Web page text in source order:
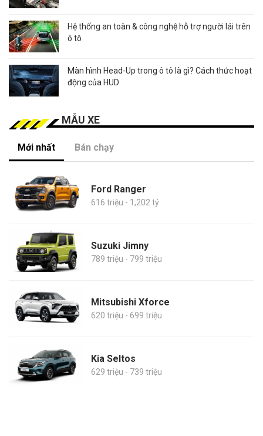
Hệ thống an toàn & công nghệ hỗ trợ người lái trên
ô tô
Màn hình Head-Up trong ô tô là gì? Cách thức hoạt
động của HUD
MẪU XE
Mới nhất Bán chạy
Ford Ranger
616 triệu - 1,202 tỷ
Suzuki Jimny
789 triệu - 799 triệu
Mitsubishi Xforce
620 triệu - 699 triệu
Kia Seltos
629 triệu - 739 triệu